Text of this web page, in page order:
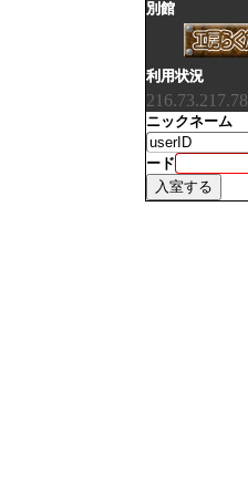
別館
利用状況
216.73.217.78
ニックネーム
ード